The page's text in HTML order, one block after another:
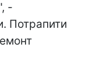
-
Потрапити